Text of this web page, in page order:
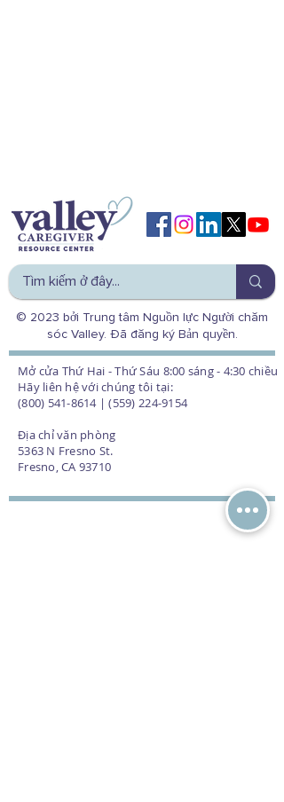
© 2023 bởi Trung tâm Nguồn lực Người chăm
sóc Valley. Đã đăng ký Bản quyền.
Mở cửa Thứ Hai - Thứ Sáu 8:00 sáng - 4:30 chiều
Hãy liên hệ với chúng tôi tại:
(800) 541-8614 | (559) 224-9154
Địa chỉ văn phòng
5363 N Fresno St.
Fresno, CA 93710